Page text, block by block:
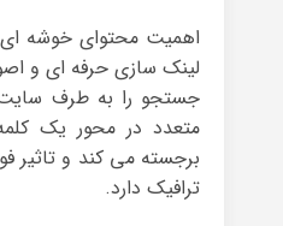
اهمیت محتوای خوشه ای
لینک سازی حرفه ای و
جستجو را به طرف
متعدد در محور یک
برجسته می کند و تاثیر
ترافیک دارد.